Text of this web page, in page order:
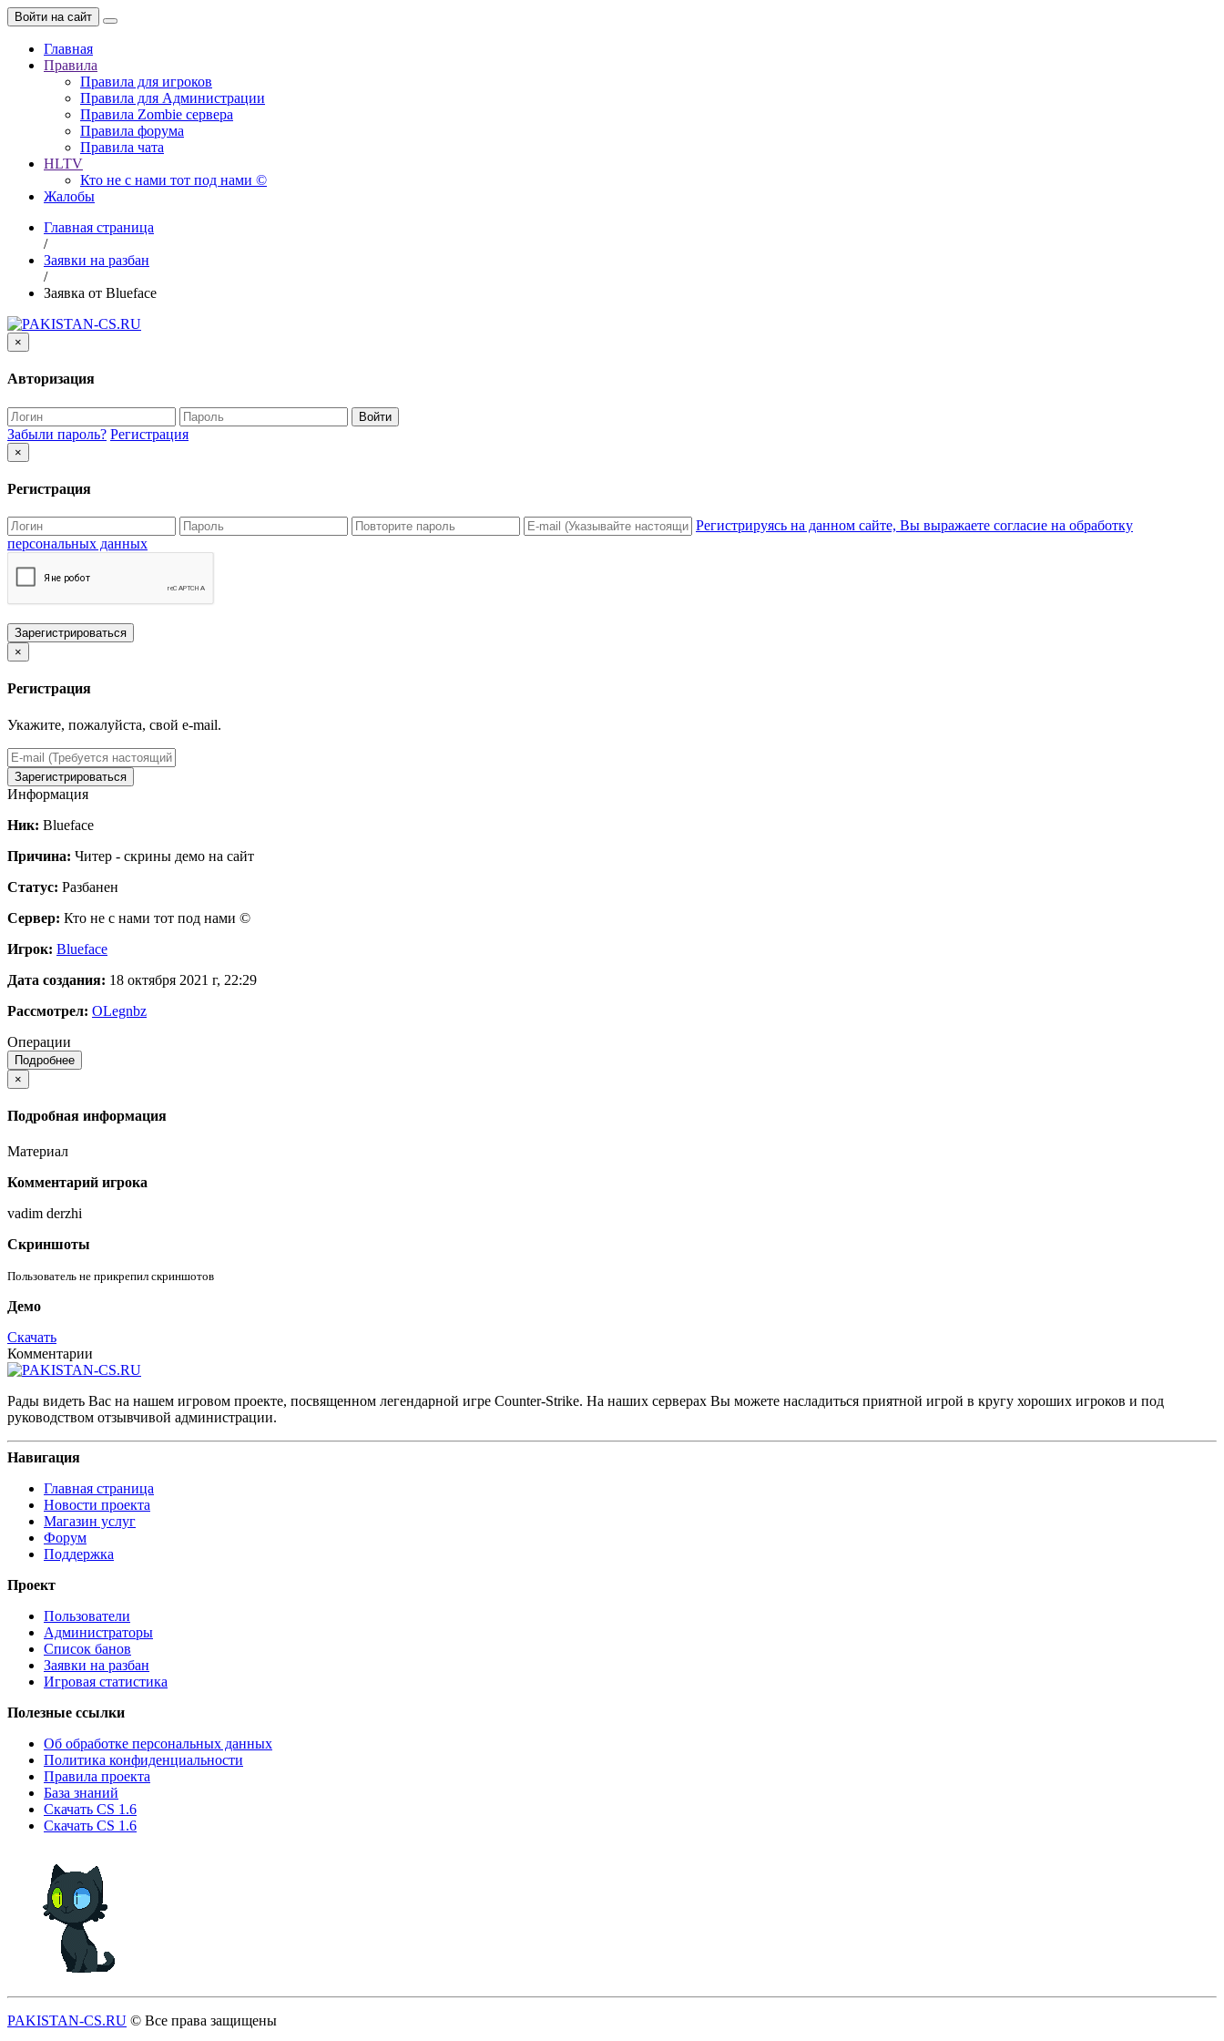
Войти на сайт
Главная
Правила
Правила для игроков
Правила для Администрации
Правила Zombie сервера
Правила форума
Правила чата
HLTV
Кто не с нами тот под нами ©
Жалобы
Главная страница
/
Заявки на разбан
/
Заявка от Blueface
×
Авторизация
Войти
Забыли пароль? Регистрация
×
Регистрация
Регистрируясь на данном сайте, Вы выражаете согласие на обработку
персональных данных
Зарегистрироваться
×
Регистрация
Укажите, пожалуйста, свой e-mail.
Зарегистрироваться
Информация
Ник: Blueface
Причина: Читер - скрины демо на сайт
Статус: Разбанен
Сервер: Кто не с нами тот под нами ©
Игрок: Blueface
Дата создания: 18 октября 2021 г, 22:29
Рассмотрел: OLegnbz
Операции
Подробнее
×
Подробная информация
Материал
Комментарий игрока
vadim derzhi
Скриншоты
Пользователь не прикрепил скриншотов
Демо
Скачать
Комментарии
Рады видеть Вас на нашем игровом проекте, посвященном легендарной игре Counter-Strike. На наших серверах Вы можете насладиться приятной игрой в кругу хороших игроков и под
руководством отзывчивой администрации.
Навигация
Главная страница
Новости проекта
Магазин услуг
Форум
Поддержка
Проект
Пользователи
Администраторы
Список банов
Заявки на разбан
Игровая статистика
Полезные ссылки
Об обработке персональных данных
Политика конфиденциальности
Правила проекта
База знаний
Скачать CS 1.6
Скачать CS 1.6
PAKISTAN-CS.RU © Все права защищены